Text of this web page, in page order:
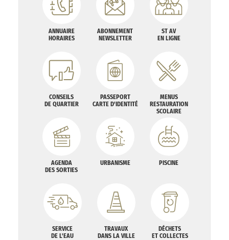
ANNUAIRE
HORAIRES
ABONNEMENT
NEWSLETTER
ST AV
EN LIGNE
CONSEILS
DE QUARTIER
PASSEPORT
CARTE D'IDENTITÉ
MENUS
RESTAURATION
SCOLAIRE
AGENDA
DES SORTIES
URBANISME PISCINE
SERVICE
DE L'EAU
TRAVAUX
DANS LA VILLE
DÉCHETS
ET COLLECTES